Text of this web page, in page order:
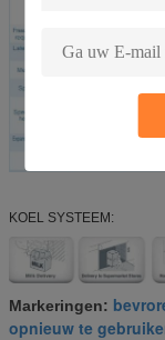
KOEL SYSTEEM:
Markeringen:
opnieuw te